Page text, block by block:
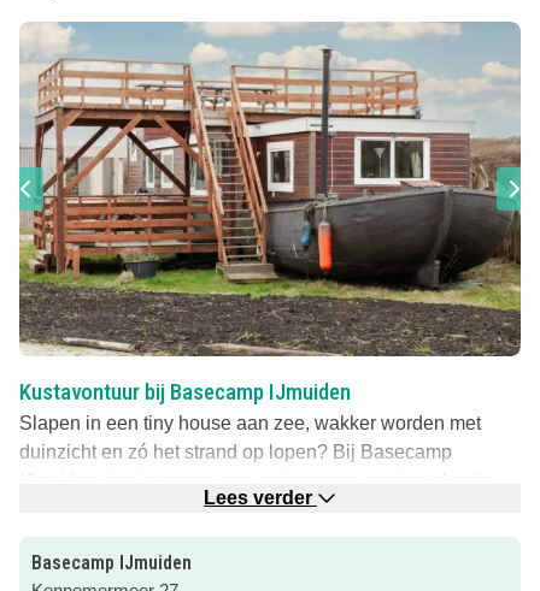
Kustavontuur bij Basecamp IJmuiden
Slapen in een tiny house aan zee, wakker worden met
duinzicht en zó het strand op lopen? Bij Basecamp
midden in de natuur, met Amsterdam heel dichtbij.
Duurzaam eco-resort aan zee
Lees verder
Basecamp IJmuiden